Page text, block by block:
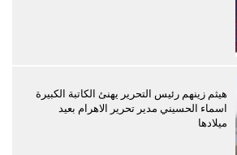
هيثم زينهم رئيس التحرير يهنئ الكاتبة الكبيرة
اسماء الحسيني مدير تحرير الاهرام بعيد
ميلادها